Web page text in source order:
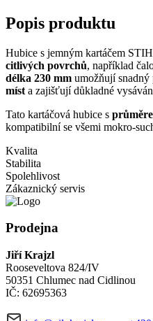
Popis produktu
Hubice s jemným kartáčem
citlivých povrchů, například
délka 230 mm umožňují snadný
míst a zajišťují důkladné
Tato kartáčová hubice s
kompatibilní se všemi mokro-
Kvalita
Stabilita
Spolehlivost
Zákaznický servis
Prodejna
Jiří Krajzl
Rooseveltova 824/IV
50351 Chlumec nad Cidlinou
IČ: 62695363